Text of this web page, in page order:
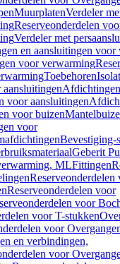
MuurplatenVerdeler
Reserveonderdelen
Verdeler met
en aansluitingen voor
voor verwarming
Toebehoren
voor aansluitingen
voor buizen
voor
Bevestiging-
Geberit
MLFittingen
Reserveonderdelen
Reserveonderdelen voor
voor
voor T-stukken
voor
en verbindingen,
voor